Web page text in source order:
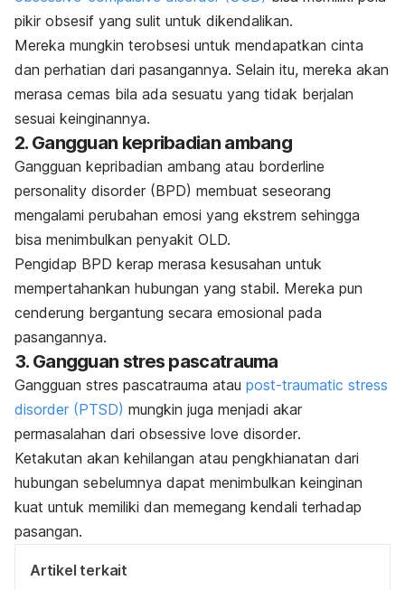
pikir obsesif yang sulit untuk dikendalikan.
Mereka mungkin terobsesi untuk mendapatkan cinta
dan perhatian dari pasangannya. Selain itu, mereka akan
merasa cemas bila ada sesuatu yang tidak berjalan
sesuai keinginannya.
2. Gangguan kepribadian ambang
Gangguan kepribadian ambang atau borderline
personality disorder (BPD) membuat seseorang
mengalami perubahan emosi yang ekstrem sehingga
bisa menimbulkan penyakit OLD.
Pengidap BPD kerap merasa kesusahan untuk
mempertahankan hubungan yang stabil. Mereka pun
cenderung bergantung secara emosional pada
pasangannya.
3. Gangguan stres pascatrauma
Gangguan stres pascatrauma atau post-traumatic stress
disorder (PTSD) mungkin juga menjadi akar
permasalahan dari obsessive love disorder.
Ketakutan akan kehilangan atau pengkhianatan dari
hubungan sebelumnya dapat menimbulkan keinginan
kuat untuk memiliki dan memegang kendali terhadap
pasangan.
Artikel terkait